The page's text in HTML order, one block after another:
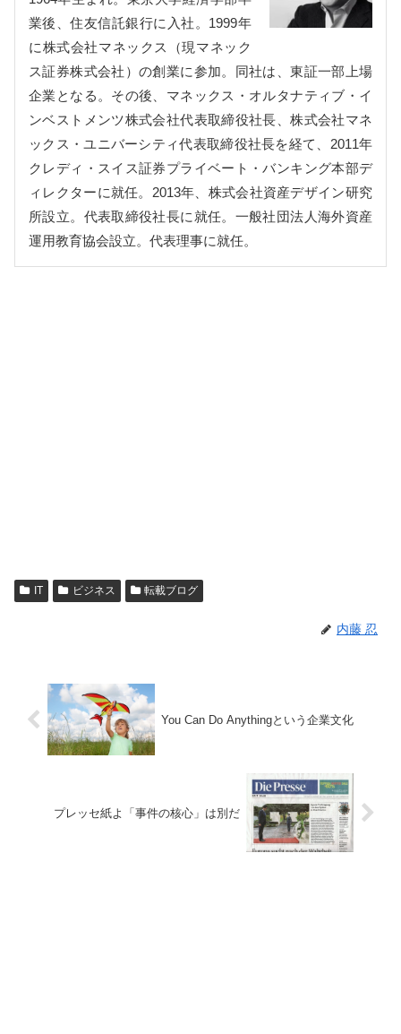
業後、住友信託銀行に入社。1999年
に株式会社マネックス（現マネック
ス証券株式会社）の創業に参加。同社は、東証一部上場
企業となる。その後、マネックス・オルタナティブ・イ
ンベストメンツ株式会社代表取締役社長、株式会社マネ
ックス・ユニバーシティ代表取締役社長を経て、2011年
クレディ・スイス証券プライベート・バンキング本部デ
ィレクターに就任。2013年、株式会社資産デザイン研究
所設立。代表取締役社長に就任。一般社団法人海外資産
運用教育協会設立。代表理事に就任。
IT ビジネス 転載ブログ
内藤 忍
You Can Do Anythingという企業文化
プレッセ紙よ「事件の核心」は別だ